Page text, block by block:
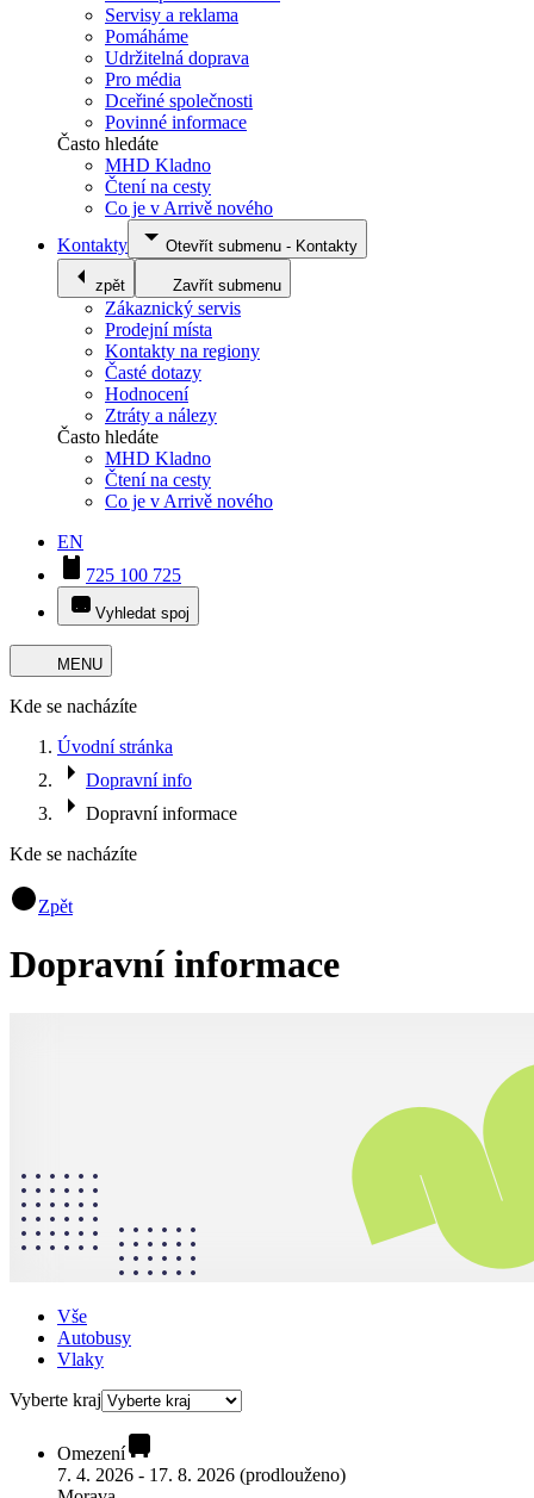
Servisy a reklama
Pomáháme
Udržitelná doprava
Pro média
Dceřiné společnosti
Povinné informace
Často hledáte
MHD Kladno
Čtení na cesty
Co je v Arrivě nového
Kontakty
Otevřít submenu - Kontakty
zpět Zavřít submenu
Zákaznický servis
Prodejní místa
Kontakty na regiony
Časté dotazy
Hodnocení
Ztráty a nálezy
Často hledáte
MHD Kladno
Čtení na cesty
Co je v Arrivě nového
EN
725 100 725
Vyhledat spoj
MENU
Kde se nacházíte
Úvodní stránka
Dopravní info
Dopravní informace
Kde se nacházíte
Zpět
Dopravní informace
Vše
Autobusy
Vlaky
Vyberte kraj
Omezení
7. 4. 2026 - 17. 8. 2026 (prodlouženo)